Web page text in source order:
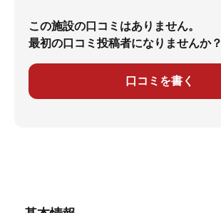
この施設の口コミはありません。
最初の口コミ投稿者になりませんか？
口コミを書く